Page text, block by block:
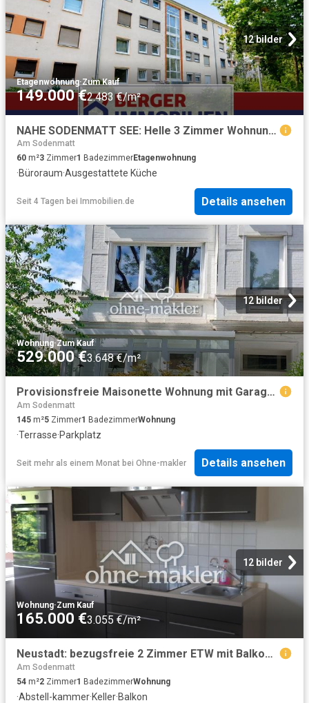
12 bilder
Etagenwohnung·Zum Kauf
149.000 €2.483 €/m²
NAHE SODENMATT SEE: Helle 3 Zimmer Wohnung mit sonniger Loggia
Am Sodenmatt
60 m²3 Zimmer1 BadezimmerEtagenwohnung
·Büroraum·Ausgestattete Küche
Seit 4 Tagen bei Immobilien.de Details ansehen
12 bilder
Wohnung·Zum Kauf
529.000 €3.648 €/m²
Provisionsfreie Maisonette Wohnung mit Garage und Gartenanteil in der Bremer Neustadt
Am Sodenmatt
145 m²5 Zimmer1 BadezimmerWohnung
·Terrasse·Parkplatz
Seit mehr als einem Monat bei Ohne-makler Details ansehen
12 bilder
Wohnung·Zum Kauf
165.000 €3.055 €/m²
Neustadt: bezugsfreie 2 Zimmer ETW mit Balkon im beliebten Flüsseviertel in der Bremer Neustadt
Am Sodenmatt
54 m²2 Zimmer1 BadezimmerWohnung
·Abstell-kammer·Keller·Balkon